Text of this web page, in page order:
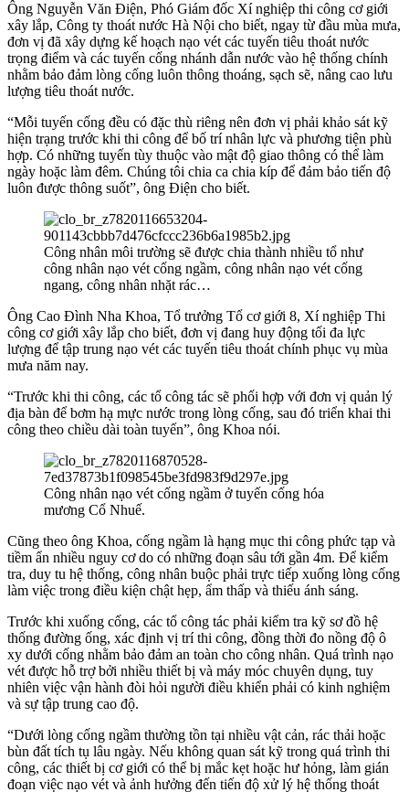
Ông Nguyễn Văn Điện, Phó Giám đốc Xí nghiệp thi công cơ giới
xây lắp, Công ty thoát nước Hà Nội cho biết, ngay từ đầu mùa mưa,
đơn vị đã xây dựng kế hoạch nạo vét các tuyến tiêu thoát nước
trọng điểm và các tuyến cống nhánh dẫn nước vào hệ thống chính
nhằm bảo đảm lòng cống luôn thông thoáng, sạch sẽ, nâng cao lưu
lượng tiêu thoát nước.
“Mỗi tuyến cống đều có đặc thù riêng nên đơn vị phải khảo sát kỹ
hiện trạng trước khi thi công để bố trí nhân lực và phương tiện phù
hợp. Có những tuyến tùy thuộc vào mật độ giao thông có thể làm
ngày hoặc làm đêm. Chúng tôi chia ca chia kíp để đảm bảo tiến độ
luôn được thông suốt”, ông Điện cho biết.
Công nhân môi trường sẽ được chia thành nhiều tổ như
công nhân nạo vét cống ngầm, công nhân nạo vét cống
ngang, công nhân nhặt rác…
Ông Cao Đình Nha Khoa, Tổ trưởng Tổ cơ giới 8, Xí nghiệp Thi
công cơ giới xây lắp cho biết, đơn vị đang huy động tối đa lực
lượng để tập trung nạo vét các tuyến tiêu thoát chính phục vụ mùa
mưa năm nay.
“Trước khi thi công, các tổ công tác sẽ phối hợp với đơn vị quản lý
địa bàn để bơm hạ mực nước trong lòng cống, sau đó triển khai thi
công theo chiều dài toàn tuyến”, ông Khoa nói.
Công nhân nạo vét cống ngầm ở tuyến cống hóa
mương Cổ Nhuế.
Cũng theo ông Khoa, cống ngầm là hạng mục thi công phức tạp và
tiềm ẩn nhiều nguy cơ do có những đoạn sâu tới gần 4m. Để kiểm
tra, duy tu hệ thống, công nhân buộc phải trực tiếp xuống lòng cống
làm việc trong điều kiện chật hẹp, ẩm thấp và thiếu ánh sáng.
Trước khi xuống cống, các tổ công tác phải kiểm tra kỹ sơ đồ hệ
thống đường ống, xác định vị trí thi công, đồng thời đo nồng độ ô
xy dưới cống nhằm bảo đảm an toàn cho công nhân. Quá trình nạo
vét được hỗ trợ bởi nhiều thiết bị và máy móc chuyên dụng, tuy
nhiên việc vận hành đòi hỏi người điều khiển phải có kinh nghiệm
và sự tập trung cao độ.
“Dưới lòng cống ngầm thường tồn tại nhiều vật cản, rác thải hoặc
bùn đất tích tụ lâu ngày. Nếu không quan sát kỹ trong quá trình thi
công, các thiết bị cơ giới có thể bị mắc kẹt hoặc hư hỏng, làm gián
đoạn việc nạo vét và ảnh hưởng đến tiến độ xử lý hệ thống thoát